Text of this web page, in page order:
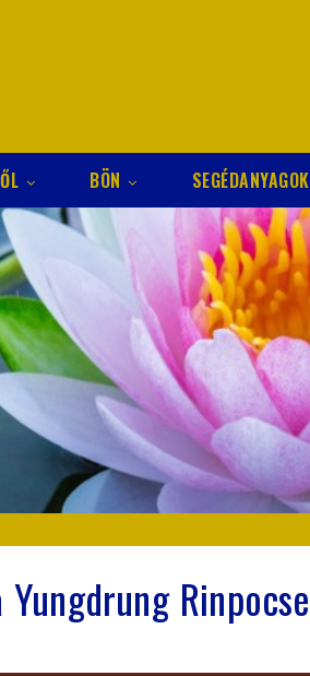
BÖN SEGÉDANYAGOK
Rinpocse